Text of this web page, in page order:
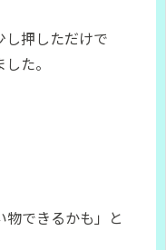
し押しただけで
た。
物できるかも」と